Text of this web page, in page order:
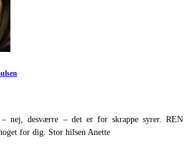
nej, desværre – det er for skrappe syrer. REN
for dig. Stor hilsen Anette